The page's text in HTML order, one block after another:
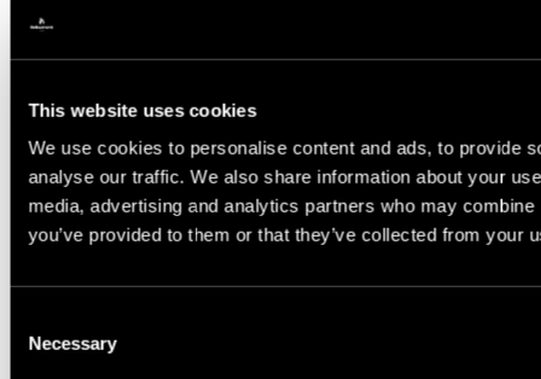
This website uses cookies
We use cookies to personalise content and ads, to provide
analyse our traffic. We also share information about your
media, advertising and analytics partners who may
you’ve provided to them or that they’ve collected from your
Selection
Necessary
Privacy Policy